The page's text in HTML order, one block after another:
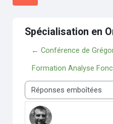
Spécialisation en
← Conférence de
Formation Analyse
Type d’affichage